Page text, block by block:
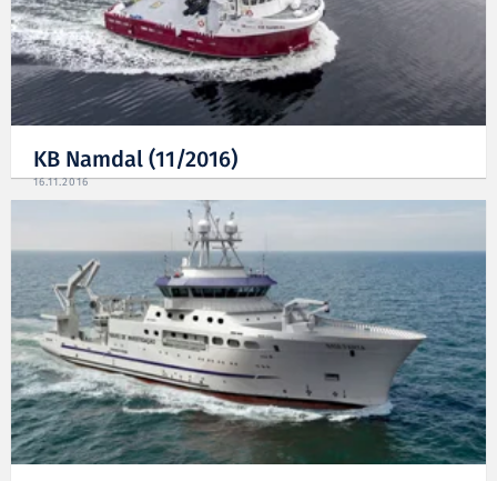
KB Namdal (11/2016)
16.11.2016